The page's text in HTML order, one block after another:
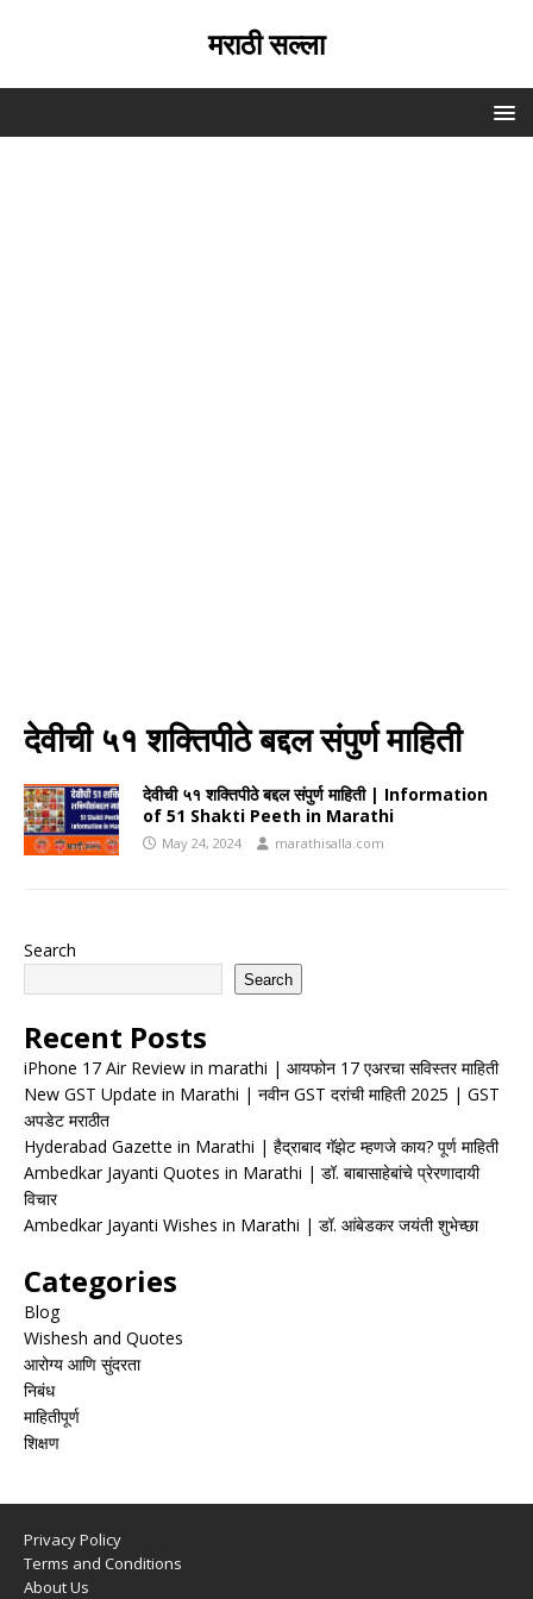
मराठी सल्ला
देवीची ५१ शक्तिपीठे बद्दल संपुर्ण माहिती
देवीची ५१ शक्तिपीठे बद्दल संपुर्ण माहिती | Information
of 51 Shakti Peeth in Marathi
May 24, 2024 marathisalla.com
Search
Search
Recent Posts
iPhone 17 Air Review in marathi | आयफोन 17 एअरचा सविस्तर माहिती
New GST Update in Marathi | नवीन GST दरांची माहिती 2025 | GST
अपडेट मराठीत
Hyderabad Gazette in Marathi | हैद्राबाद गॅझेट म्हणजे काय? पूर्ण माहिती
Ambedkar Jayanti Quotes in Marathi | डॉ. बाबासाहेबांचे प्रेरणादायी
विचार
Ambedkar Jayanti Wishes in Marathi | डॉ. आंबेडकर जयंती शुभेच्छा
Categories
Blog
Wishesh and Quotes
आरोग्य आणि सुंदरता
निबंध
माहितीपूर्ण
शिक्षण
Privacy Policy
Terms and Conditions
About Us